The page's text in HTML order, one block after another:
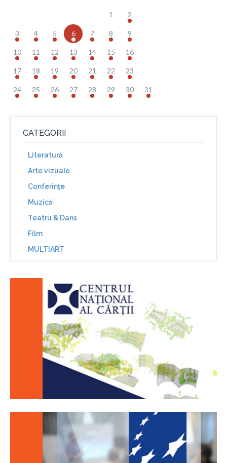
1 2
3 4 5 6 7 8 9
10 11 12 13 14 15 16
17 18 19 20 21 22 23
24 25 26 27 28 29 30 31
CATEGORII
Literatură
Arte vizuale
Conferinţe
Muzică
Teatru & Dans
Film
MULTIART